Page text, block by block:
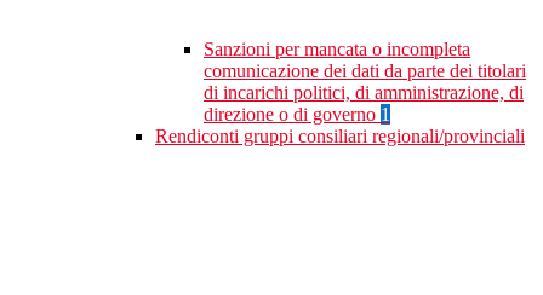
Sanzioni per mancata o incompleta
comunicazione dei dati da parte dei titolari
di incarichi politici, di amministrazione, di
direzione o di governo 1
Rendiconti gruppi consiliari regionali/provinciali